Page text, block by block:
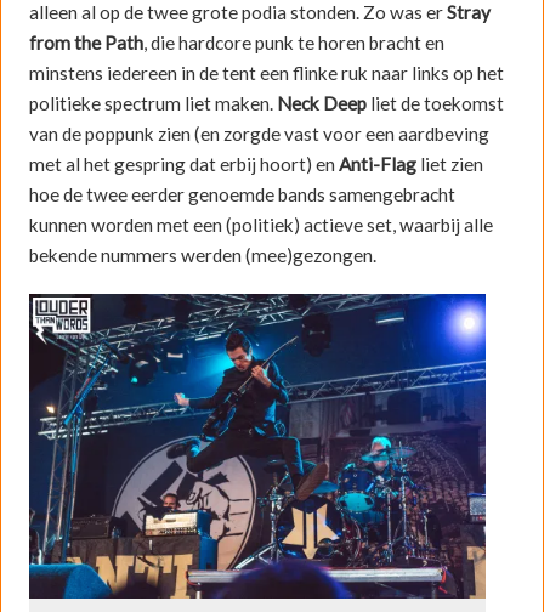
alleen al op de twee grote podia stonden. Zo was erStray
from the Path, die hardcore punk te horen bracht en
minstens iedereen in de tent een flinke ruk naar links op het
politieke spectrum liet maken. Neck Deepliet de toekomst
van de poppunk zien (en zorgde vast voor een aardbeving
met al het gespring dat erbij hoort) en Anti-Flagliet zien
hoe de twee eerder genoemde bands samengebracht
kunnen worden met een (politiek) actieve set, waarbij alle
bekende nummers werden (mee)gezongen.